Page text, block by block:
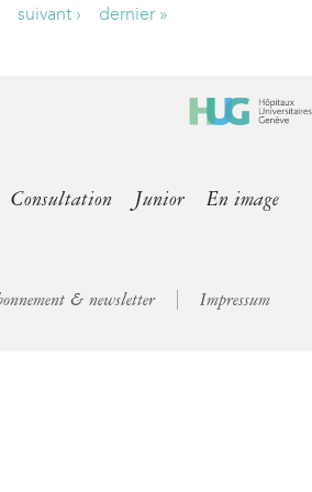
suivant › dernier »
Consultation Junior
En image
& newsletter Impressum